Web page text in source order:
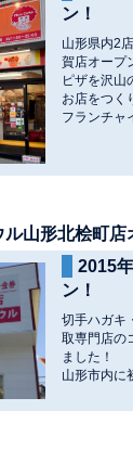
ン！
山形県内2
賀店オープ
ピザを沢山
お店をつく
フランチャ
山形北桧町店
ン！
切手ハガキ
取専門店の
ました！
山形市内に